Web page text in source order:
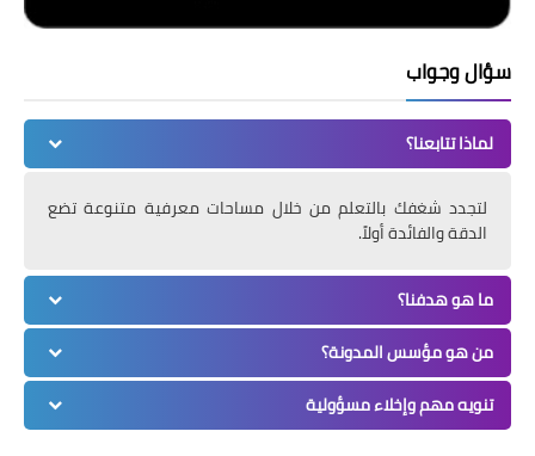
سؤال وجواب
لماذا تتابعنا؟
لتجدد شغفك بالتعلم من خلال مساحات معرفية متنوعة تضع
الدقة والفائدة أولاً.
ما هو هدفنا؟
من هو مؤسس المدونة؟
تنويه مهم وإخلاء مسؤولية